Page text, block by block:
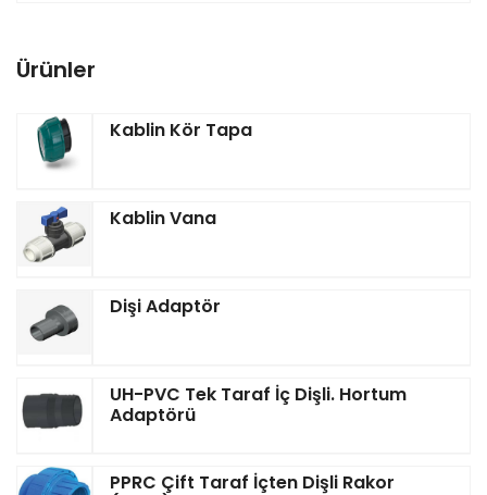
Ürünler
Kablin Kör Tapa
Kablin Vana
Dişi Adaptör
UH-PVC Tek Taraf İç Dişli. Hortum
Adaptörü
PPRC Çift Taraf İçten Dişli Rakor